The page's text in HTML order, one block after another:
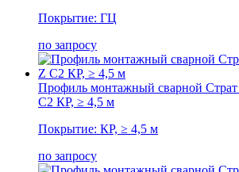
Покрытие: ГЦ
по запросу
Профиль монтажный сварной Страт
С2 КР, ≥ 4,5 м
Покрытие: КР, ≥ 4,5 м
по запросу